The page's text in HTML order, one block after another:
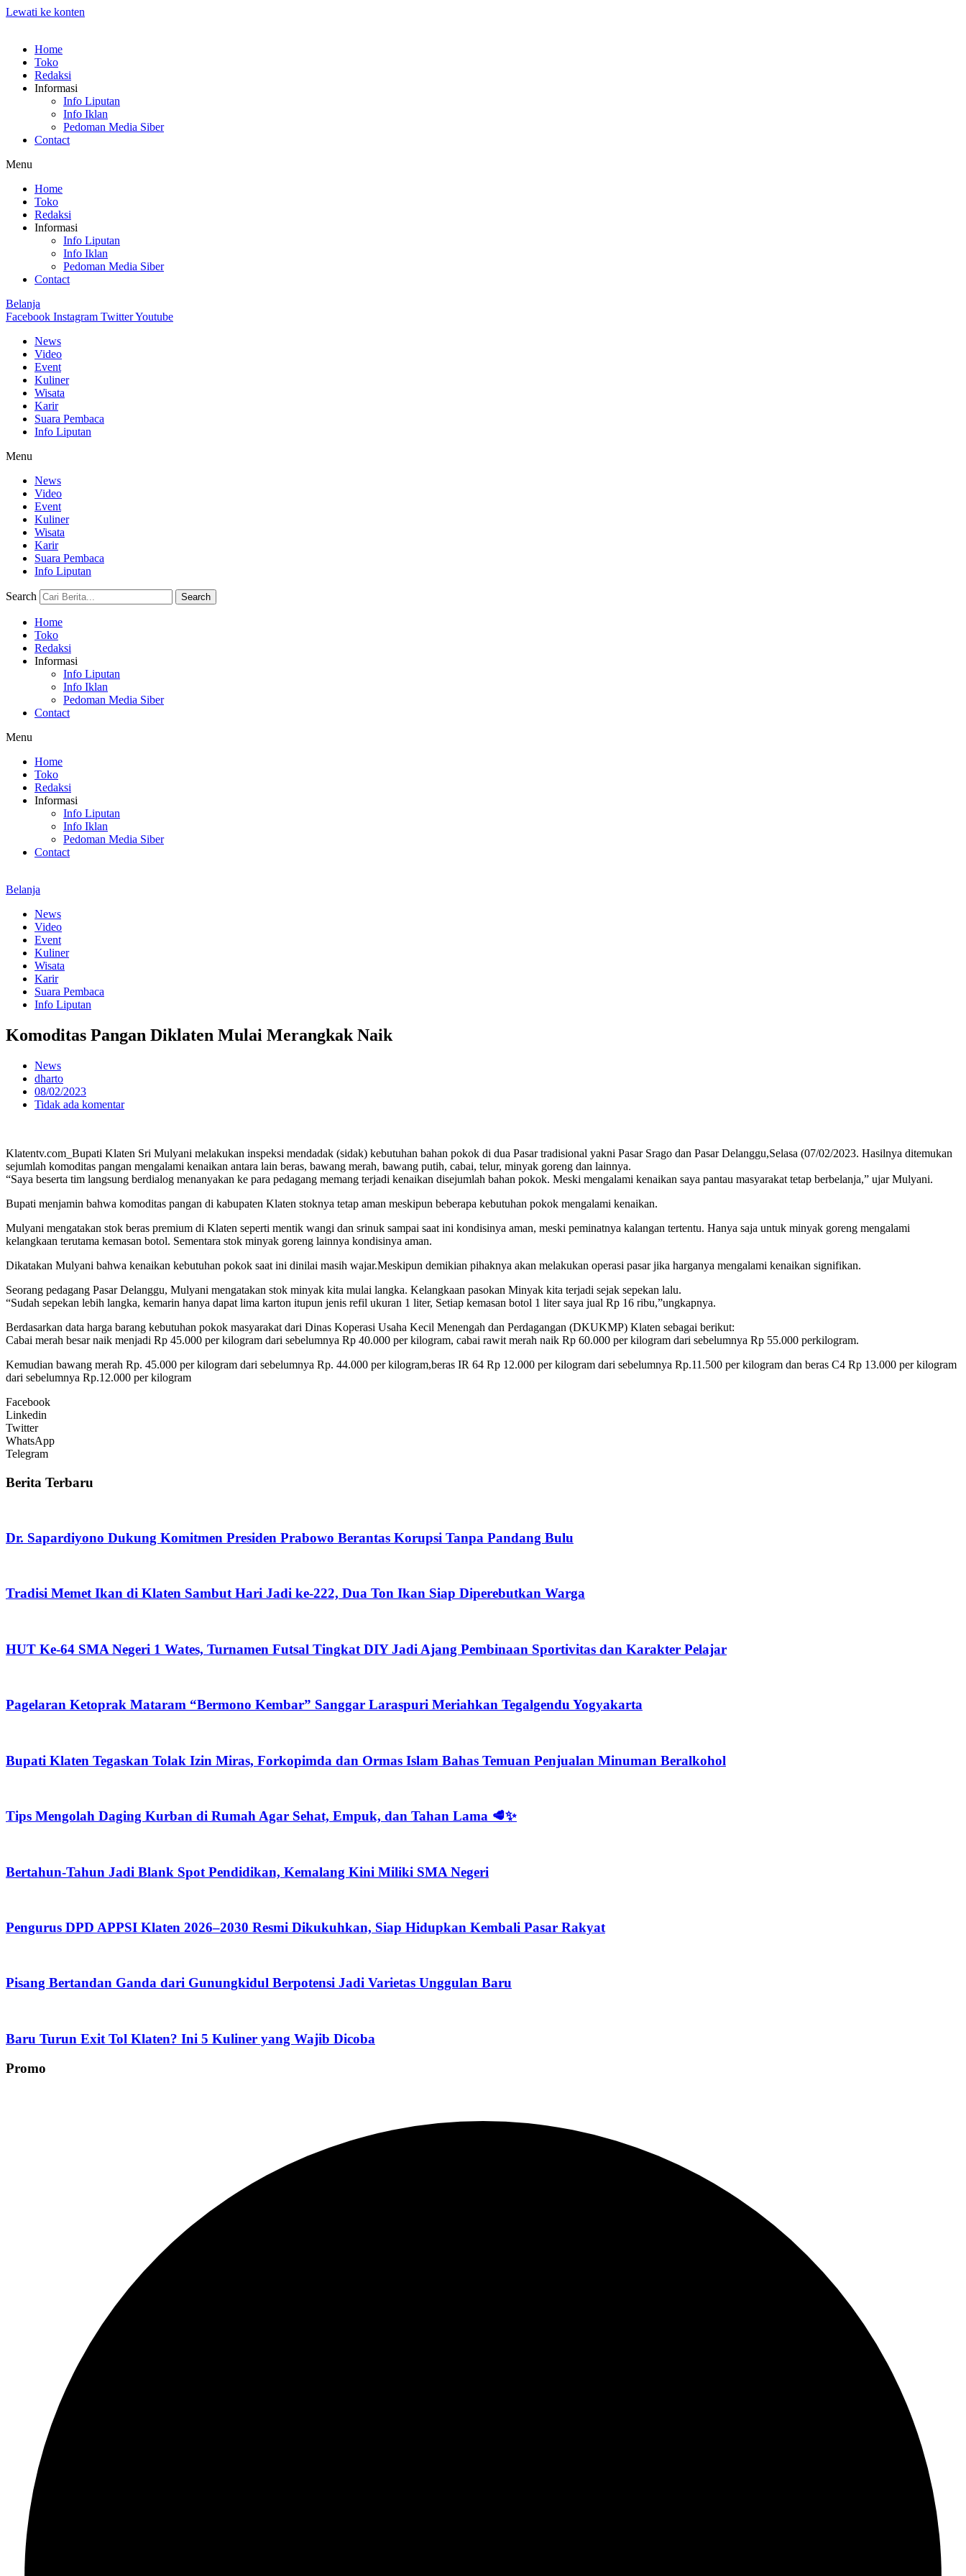
Lewati ke konten
Home
Toko
Redaksi
Informasi
Info Liputan
Info Iklan
Pedoman Media Siber
Contact
Menu
Home
Toko
Redaksi
Informasi
Info Liputan
Info Iklan
Pedoman Media Siber
Contact
Belanja
Facebook Instagram TwitterYoutube
News
Video
Event
Kuliner
Wisata
Karir
Suara Pembaca
Info Liputan
Menu
News
Video
Event
Kuliner
Wisata
Karir
Suara Pembaca
Info Liputan
Search Search
Home
Toko
Redaksi
Informasi
Info Liputan
Info Iklan
Pedoman Media Siber
Contact
Menu
Home
Toko
Redaksi
Informasi
Info Liputan
Info Iklan
Pedoman Media Siber
Contact
Belanja
News
Video
Event
Kuliner
Wisata
Karir
Suara Pembaca
Info Liputan
Komoditas Pangan Diklaten Mulai Merangkak Naik
News
dharto
08/02/2023
Tidak ada komentar
Klatentv.com_Bupati Klaten Sri Mulyani melakukan inspeksi mendadak (sidak) kebutuhan bahan pokok di dua Pasar tradisional yakni Pasar Srago dan Pasar Delanggu,Selasa (07/02/2023. Hasilnya ditemukan
sejumlah komoditas pangan mengalami kenaikan antara lain beras, bawang merah, bawang putih, cabai, telur, minyak goreng dan lainnya.
“Saya beserta tim langsung berdialog menanyakan ke para pedagang memang terjadi kenaikan disejumlah bahan pokok. Meski mengalami kenaikan saya pantau masyarakat tetap berbelanja,” ujar Mulyani.
Bupati menjamin bahwa komoditas pangan di kabupaten Klaten stoknya tetap aman meskipun beberapa kebutuhan pokok mengalami kenaikan.
Mulyani mengatakan stok beras premium di Klaten seperti mentik wangi dan srinuk sampai saat ini kondisinya aman, meski peminatnya kalangan tertentu. Hanya saja untuk minyak goreng mengalami
kelangkaan terutama kemasan botol. Sementara stok minyak goreng lainnya kondisinya aman.
Dikatakan Mulyani bahwa kenaikan kebutuhan pokok saat ini dinilai masih wajar.Meskipun demikian pihaknya akan melakukan operasi pasar jika harganya mengalami kenaikan signifikan.
Seorang pedagang Pasar Delanggu, Mulyani mengatakan stok minyak kita mulai langka. Kelangkaan pasokan Minyak kita terjadi sejak sepekan lalu.
“Sudah sepekan lebih langka, kemarin hanya dapat lima karton itupun jenis refil ukuran 1 liter, Setiap kemasan botol 1 liter saya jual Rp 16 ribu,”ungkapnya.
Berdasarkan data harga barang kebutuhan pokok masyarakat dari Dinas Koperasi Usaha Kecil Menengah dan Perdagangan (DKUKMP) Klaten sebagai berikut:
Cabai merah besar naik menjadi Rp 45.000 per kilogram dari sebelumnya Rp 40.000 per kilogram, cabai rawit merah naik Rp 60.000 per kilogram dari sebelumnya Rp 55.000 perkilogram.
Kemudian bawang merah Rp. 45.000 per kilogram dari sebelumnya Rp. 44.000 per kilogram,beras IR 64 Rp 12.000 per kilogram dari sebelumnya Rp.11.500 per kilogram dan beras C4 Rp 13.000 per kilogram
dari sebelumnya Rp.12.000 per kilogram
Facebook
Linkedin
Twitter
WhatsApp
Telegram
Berita Terbaru
Dr. Sapardiyono Dukung Komitmen Presiden Prabowo Berantas Korupsi Tanpa Pandang Bulu
Tradisi Memet Ikan di Klaten Sambut Hari Jadi ke-222, Dua Ton Ikan Siap Diperebutkan Warga
HUT Ke-64 SMA Negeri 1 Wates, Turnamen Futsal Tingkat DIY Jadi Ajang Pembinaan Sportivitas dan Karakter Pelajar
Pagelaran Ketoprak Mataram “Bermono Kembar” Sanggar Laraspuri Meriahkan Tegalgendu Yogyakarta
Bupati Klaten Tegaskan Tolak Izin Miras, Forkopimda dan Ormas Islam Bahas Temuan Penjualan Minuman Beralkohol
Tips Mengolah Daging Kurban di Rumah Agar Sehat, Empuk, dan Tahan Lama 🥩✨
Bertahun-Tahun Jadi Blank Spot Pendidikan, Kemalang Kini Miliki SMA Negeri
Pengurus DPD APPSI Klaten 2026–2030 Resmi Dikukuhkan, Siap Hidupkan Kembali Pasar Rakyat
Pisang Bertandan Ganda dari Gunungkidul Berpotensi Jadi Varietas Unggulan Baru
Baru Turun Exit Tol Klaten? Ini 5 Kuliner yang Wajib Dicoba
Promo